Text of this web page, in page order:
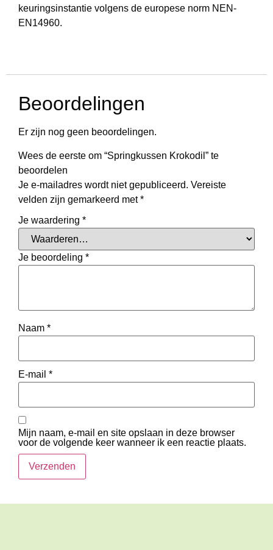
keuringsinstantie volgens de europese norm NEN-
EN14960.
Beoordelingen
Er zijn nog geen beoordelingen.
Wees de eerste om “Springkussen Krokodil” te
beoordelen
Je e-mailadres wordt niet gepubliceerd. Vereiste
velden zijn gemarkeerd met*
Je waardering *
Je beoordeling *
Naam *
E-mail *
Mijn naam, e-mail en site opslaan in deze browser
voor de volgende keer wanneer ik een reactie plaats.